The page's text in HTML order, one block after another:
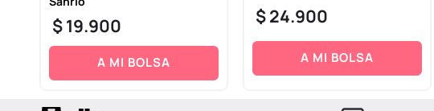
$19.900
A MI BOLSA
$24.900
A MI BOLSA